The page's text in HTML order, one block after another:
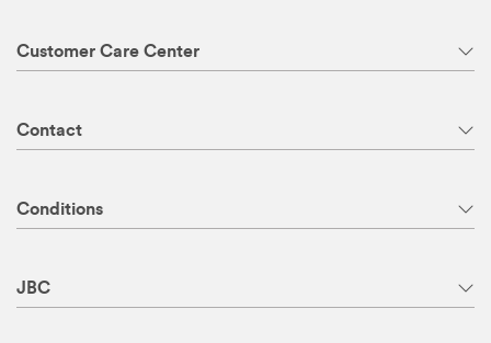
Customer Care Center
Contact
Conditions
JBC